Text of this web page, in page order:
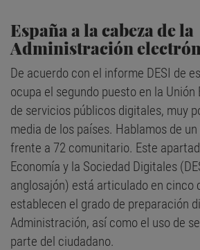
España a la cabeza de la
Administración
De acuerdo con el informe DESI de
ocupa el segundo puesto en la
de servicios públicos digitales, muy
media de los países. Hablamos de
frente a 72 comunitario. Este
Economía y la Sociedad Digitales
anglosajón) está articulado en cinco
establecen el grado de preparación
Administración, así como el uso de
parte del ciudadano.